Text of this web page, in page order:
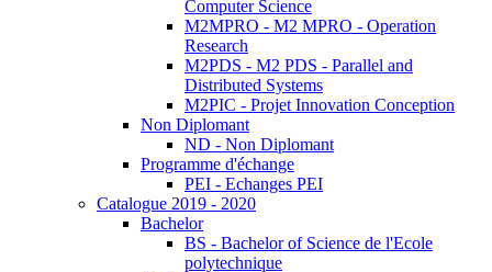
Computer Science
M2MPRO - M2 MPRO - Operation
Research
M2PDS - M2 PDS - Parallel and
Distributed Systems
M2PIC - Projet Innovation Conception
Non Diplomant
ND - Non Diplomant
Programme d'échange
PEI - Echanges PEI
Catalogue 2019 - 2020
Bachelor
BS - Bachelor of Science de l'Ecole
polytechnique